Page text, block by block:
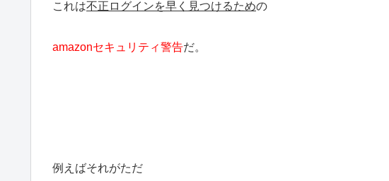
これは不正ログインを早く見つけるための
amazonセキュリティ警告だ。
例えばそれがただ